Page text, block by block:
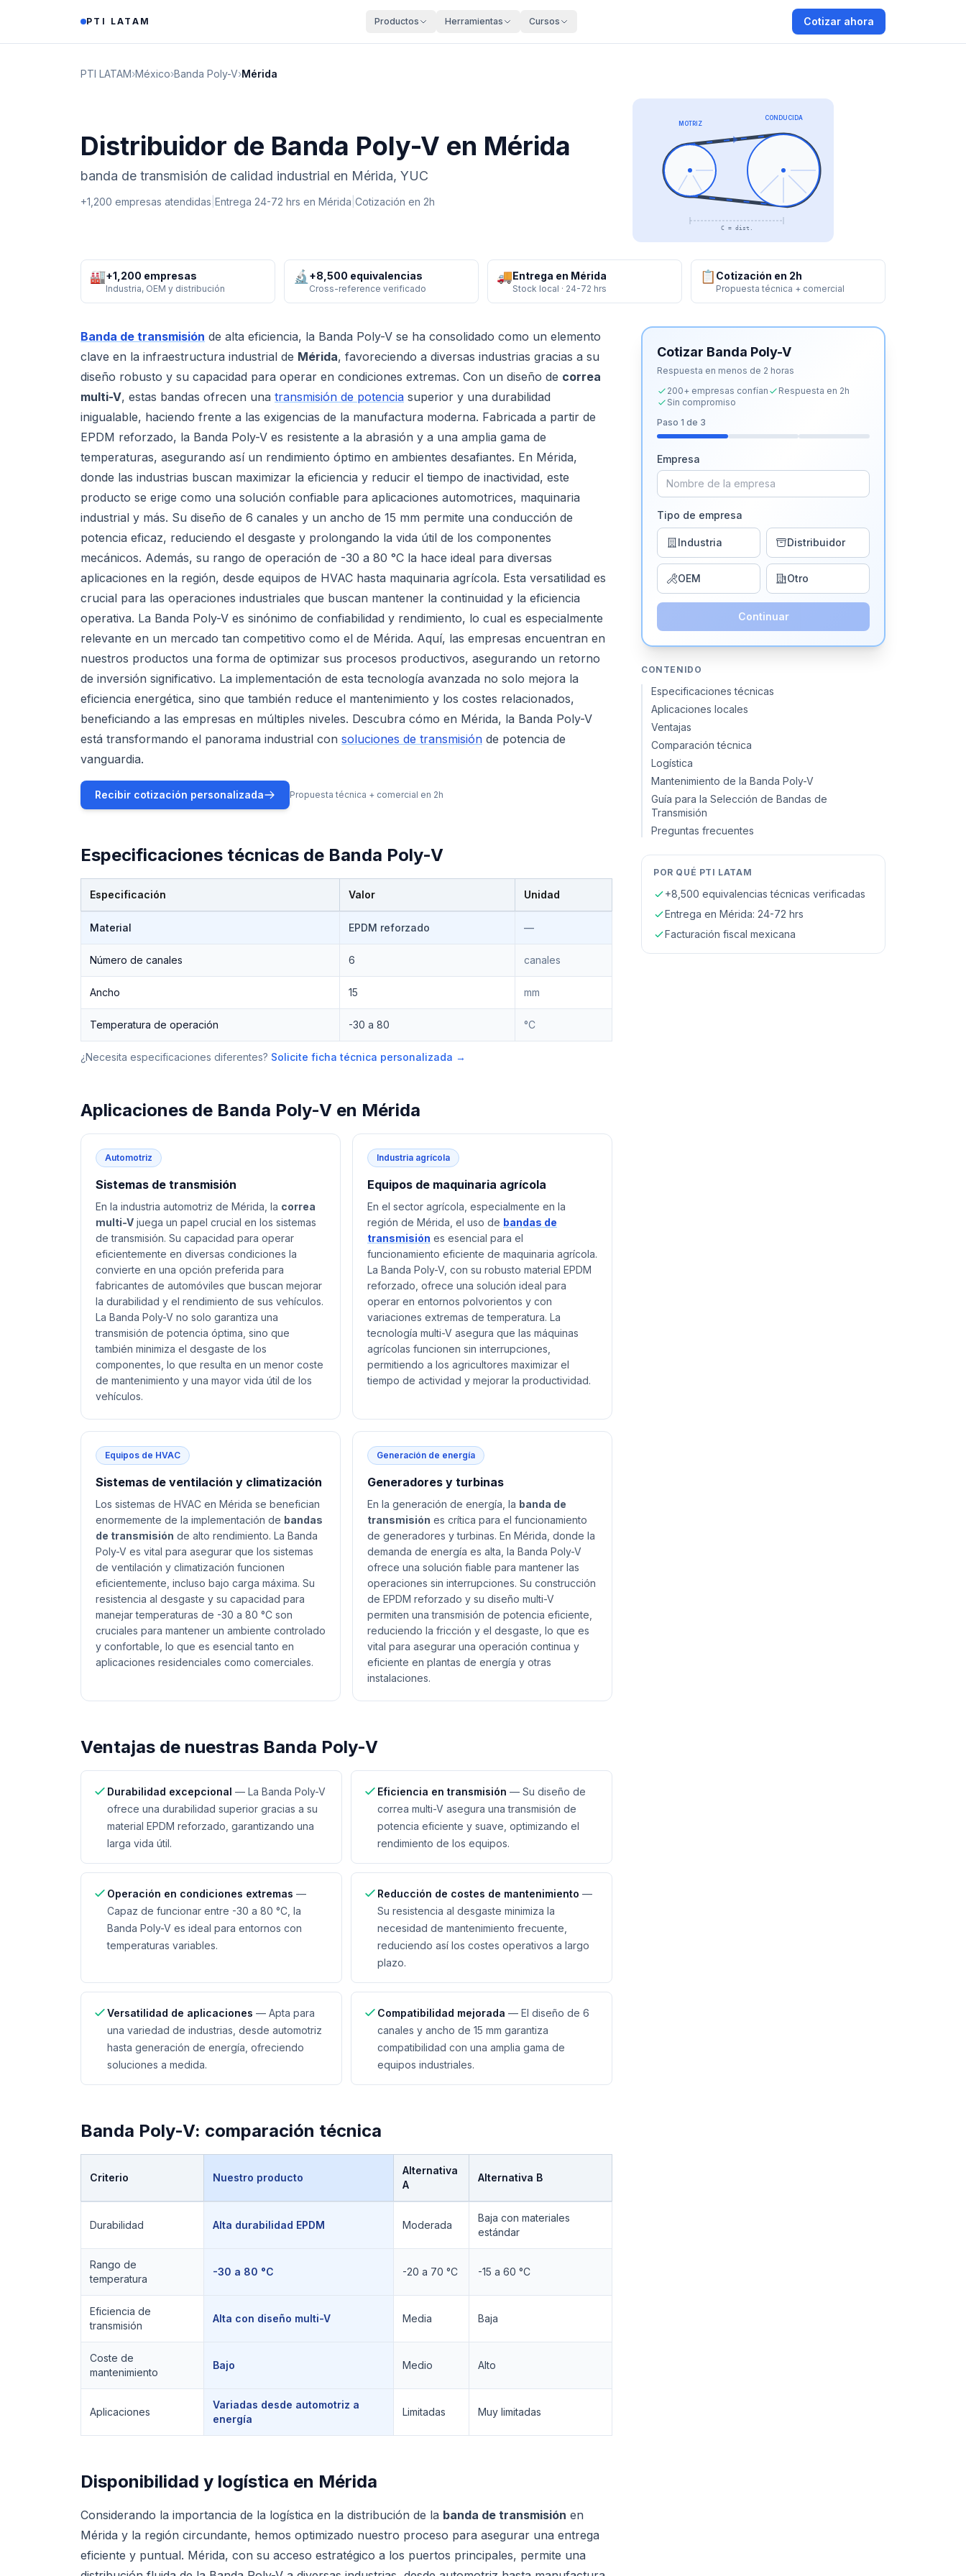
PTI LATAM Productos Herramientas Cursos Cotizar ahora
PTI LATAM›México›Banda Poly-V›Mérida
Distribuidor de Banda Poly-V en Mérida
banda de transmisión de calidad industrial en Mérida, YUC
+1,200 empresas atendidas Entrega 24-72 hrs en Mérida Cotización en 2h
C = dist.
MOTRIZ
CONDUCIDA
🏭+1,200 empresas
Industria, OEM y distribución
🔬 +8,500 equivalencias
Cross-reference verificado
🚚Entrega en Mérida
Stock local · 24-72 hrs
📋 Cotización en 2h
Propuesta técnica + comercial
Banda de transmisión de alta eficiencia, la Banda Poly-V se ha consolidado como un elemento
clave en la infraestructura industrial de Mérida, favoreciendo a diversas industrias gracias a su
diseño robusto y su capacidad para operar en condiciones extremas. Con un diseño de correa
multi-V, estas bandas ofrecen una transmisión de potencia superior y una durabilidad
inigualable, haciendo frente a las exigencias de la manufactura moderna. Fabricada a partir de
EPDM reforzado, la Banda Poly-V es resistente a la abrasión y a una amplia gama de
temperaturas, asegurando así un rendimiento óptimo en ambientes desafiantes. En Mérida,
donde las industrias buscan maximizar la eficiencia y reducir el tiempo de inactividad, este
producto se erige como una solución confiable para aplicaciones automotrices, maquinaria
industrial y más. Su diseño de 6 canales y un ancho de 15 mm permite una conducción de
potencia eficaz, reduciendo el desgaste y prolongando la vida útil de los componentes
mecánicos. Además, su rango de operación de -30 a 80 °C la hace ideal para diversas
aplicaciones en la región, desde equipos de HVAC hasta maquinaria agrícola. Esta versatilidad es
crucial para las operaciones industriales que buscan mantener la continuidad y la eficiencia
operativa. La Banda Poly-V es sinónimo de confiabilidad y rendimiento, lo cual es especialmente
relevante en un mercado tan competitivo como el de Mérida. Aquí, las empresas encuentran en
nuestros productos una forma de optimizar sus procesos productivos, asegurando un retorno
de inversión significativo. La implementación de esta tecnología avanzada no solo mejora la
eficiencia energética, sino que también reduce el mantenimiento y los costes relacionados,
beneficiando a las empresas en múltiples niveles. Descubra cómo en Mérida, la Banda Poly-V
está transformando el panorama industrial con soluciones de transmisión de potencia de
vanguardia.
Recibir cotización personalizada Propuesta técnica + comercial en 2h
Especificaciones técnicas de Banda Poly-V
Especificación Valor Unidad
Material EPDM reforzado —
Número de canales 6 canales
Ancho 15 mm
Temperatura de operación -30 a 80 °C
¿Necesita especificaciones diferentes? Solicite ficha técnica personalizada →
Aplicaciones de Banda Poly-V en Mérida
Automotriz
Sistemas de transmisión
En la industria automotriz de Mérida, la correa
multi-V juega un papel crucial en los sistemas
de transmisión. Su capacidad para operar
eficientemente en diversas condiciones la
convierte en una opción preferida para
fabricantes de automóviles que buscan mejorar
la durabilidad y el rendimiento de sus vehículos.
La Banda Poly-V no solo garantiza una
transmisión de potencia óptima, sino que
también minimiza el desgaste de los
componentes, lo que resulta en un menor coste
de mantenimiento y una mayor vida útil de los
vehículos.
Industria agrícola
Equipos de maquinaria agrícola
En el sector agrícola, especialmente en la
región de Mérida, el uso de bandas de
transmisión es esencial para el
funcionamiento eficiente de maquinaria agrícola.
La Banda Poly-V, con su robusto material EPDM
reforzado, ofrece una solución ideal para
operar en entornos polvorientos y con
variaciones extremas de temperatura. La
tecnología multi-V asegura que las máquinas
agrícolas funcionen sin interrupciones,
permitiendo a los agricultores maximizar el
tiempo de actividad y mejorar la productividad.
Equipos de HVAC
Sistemas de ventilación y climatización
Los sistemas de HVAC en Mérida se benefician
enormemente de la implementación de bandas
de transmisión de alto rendimiento. La Banda
Poly-V es vital para asegurar que los sistemas
de ventilación y climatización funcionen
eficientemente, incluso bajo carga máxima. Su
resistencia al desgaste y su capacidad para
manejar temperaturas de -30 a 80 °C son
cruciales para mantener un ambiente controlado
y confortable, lo que es esencial tanto en
aplicaciones residenciales como comerciales.
Generación de energía
Generadores y turbinas
En la generación de energía, la banda de
transmisión es crítica para el funcionamiento
de generadores y turbinas. En Mérida, donde la
demanda de energía es alta, la Banda Poly-V
ofrece una solución fiable para mantener las
operaciones sin interrupciones. Su construcción
de EPDM reforzado y su diseño multi-V
permiten una transmisión de potencia eficiente,
reduciendo la fricción y el desgaste, lo que es
vital para asegurar una operación continua y
eficiente en plantas de energía y otras
instalaciones.
Ventajas de nuestras Banda Poly-V
Durabilidad excepcional — La Banda Poly-V
ofrece una durabilidad superior gracias a su
material EPDM reforzado, garantizando una
larga vida útil.
Eficiencia en transmisión — Su diseño de
correa multi-V asegura una transmisión de
potencia eficiente y suave, optimizando el
rendimiento de los equipos.
Operación en condiciones extremas —
Capaz de funcionar entre -30 a 80 °C, la
Banda Poly-V es ideal para entornos con
temperaturas variables.
Reducción de costes de mantenimiento —
Su resistencia al desgaste minimiza la
necesidad de mantenimiento frecuente,
reduciendo así los costes operativos a largo
plazo.
Versatilidad de aplicaciones — Apta para
una variedad de industrias, desde automotriz
hasta generación de energía, ofreciendo
soluciones a medida.
Compatibilidad mejorada — El diseño de 6
canales y ancho de 15 mm garantiza
compatibilidad con una amplia gama de
equipos industriales.
Banda Poly-V: comparación técnica
Criterio Nuestro producto
Alternativa
A
Alternativa B
Durabilidad Alta durabilidad EPDM Moderada
Baja con materiales
estándar
Rango de
temperatura
-30 a 80 °C -20 a 70 °C -15 a 60 °C
Eficiencia de
transmisión
Alta con diseño multi-V Media Baja
Coste de
mantenimiento
Bajo Medio Alto
Aplicaciones
Variadas desde automotriz a
energía
Limitadas Muy limitadas
Disponibilidad y logística en Mérida
Considerando la importancia de la logística en la distribución de la banda de transmisión en
Mérida y la región circundante, hemos optimizado nuestro proceso para asegurar una entrega
eficiente y puntual. Mérida, con su acceso estratégico a los puertos principales, permite una
Cotizar Banda Poly-V
Respuesta en menos de 2 horas
200+ empresas confían
Respuesta en 2h
Sin compromiso
Paso 1 de 3
Empresa
Tipo de empresa
Industria Distribuidor
OEM Otro
Continuar
CONTENIDO
Especificaciones técnicas
Aplicaciones locales
Ventajas
Comparación técnica
Logística
Mantenimiento de la Banda Poly-V
Guía para la Selección de Bandas de
Transmisión
Preguntas frecuentes
POR QUÉ PTI LATAM
+8,500 equivalencias técnicas verificadas
Entrega en Mérida: 24-72 hrs
Facturación fiscal mexicana